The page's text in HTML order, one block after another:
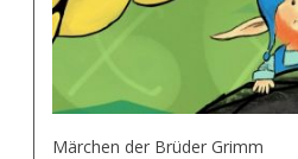
Märchen der Brüder Grimm